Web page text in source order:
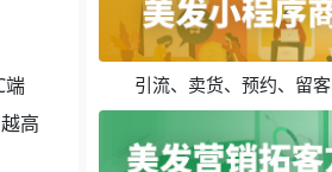
端
高
引流、卖货、预约、留